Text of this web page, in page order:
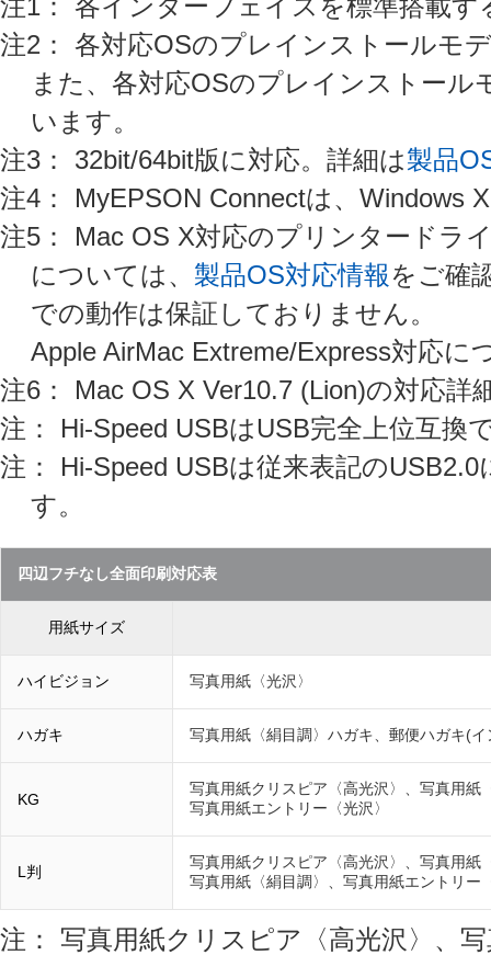
注1： 各インターフェイスを標準搭載
注2： 各対応OSのプレインストールモ
また、各対応OSのプレインストー
います。
注3： 32bit/64bit版に対応。詳細は製品
注4： MyEPSON Connectは、Windows
注5： Mac OS X対応のプリンタードラ
については、 製品OS対応情報をご確
での動作は保証しておりません。
Apple AirMac Extreme/Express対応に
注6： Mac OS X Ver10.7 (Lion)の対応詳
注： Hi-Speed USBはUSB完全上位互換
注： Hi-Speed USBは従来表記の
す。
四辺フチなし全面印刷対応表
用紙サイズ
ハイビジョン 写真用紙〈光沢〉
ハガキ 写真用紙〈絹目調〉ハガキ、郵便ハガキ(
KG
写真用紙クリスピア〈高光沢〉、写真用紙
写真用紙エントリー〈光沢〉
L判
写真用紙クリスピア〈高光沢〉、写真用紙
写真用紙〈絹目調〉、写真用紙エントリー
注： 写真用紙クリスピア〈高光沢〉、